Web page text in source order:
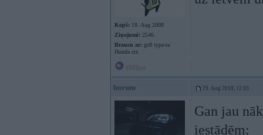
Kopš: 18. Aug 2008
Ziņojumi: 2546
Braucu ar: gc8 type-ra
Honda crx
borum 29. Aug 2018, 12:01
Gan jau
iestādēm: